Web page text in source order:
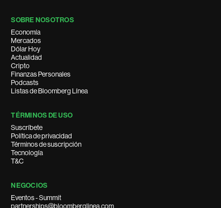
SOBRE NOSOTROS
Economía
Mercados
Dólar Hoy
Actualidad
Cripto
Finanzas Personales
Podcasts
Listas de Bloomberg Línea
TÉRMINOS DE USO
Suscríbete
Política de privacidad
Términos de suscripción
Tecnología
T&C
NEGOCIOS
Eventos - Summit
partnerships@bloomberglinea.com